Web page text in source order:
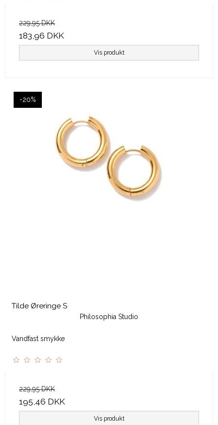
229,95 DKK
183,96 DKK
Vis produkt
-20%
Tilde Øreringe S
Philosophia Studio
Vandfast smykke
229,95 DKK
195,46 DKK
Vis produkt